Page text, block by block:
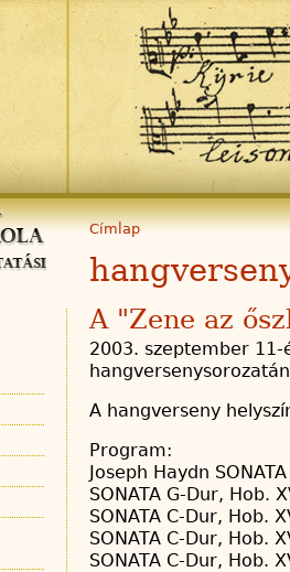
Címlap
A "Zene az
2003. szeptember
A hangverseny
Program:
Joseph Haydn
SONATA G-Dur, Hob.
SONATA C-Dur, Hob.
SONATA C-Dur, Hob.
SONATA C-Dur, Hob.